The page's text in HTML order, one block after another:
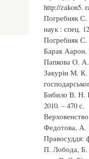
http://zakon5.
Погребняк С.
наук : спец.
Погребняк С.
Барак
Папкова О.
Закурін М. К.
Бибило В. Н.
2010. – 470 с.
Федотова, А.
Правосуддя:
П. Лобода, Б.